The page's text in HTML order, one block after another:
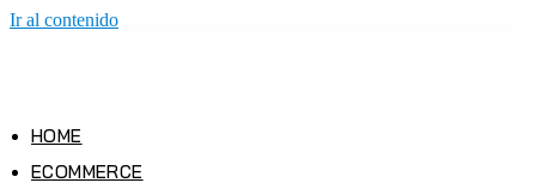
Ir al contenido
HOME
ECOMMERCE